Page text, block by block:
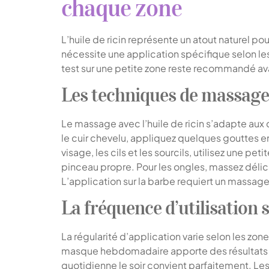
chaque zone
L’huile de ricin représente un atout naturel
nécessite une application spécifique selon
test sur une petite zone reste recommandé
Les techniques de
Le massage avec l’huile de ricin s’adapte
le cuir chevelu, appliquez quelques gouttes
visage, les cils et les sourcils, utilisez une
pinceau propre. Pour les ongles, massez
L’application sur la barbe requiert un
La fréquence d’utilisation
La régularité d’application varie selon les
masque hebdomadaire apporte des
quotidienne le soir convient parfaitement.